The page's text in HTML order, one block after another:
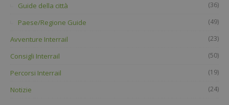
Guide della città (36)
Paese/Regione Guide (49)
Avventure Interrail (23)
Consigli Interrail (50)
Percorsi Interrail (19)
Notizie (24)